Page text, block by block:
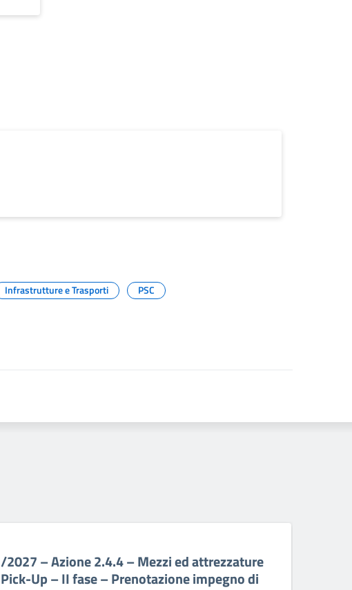
Infrastrutture e Trasporti
PSC
2027 – Azione 2.4.4 – Mezzi ed attrezzature
Up – II fase – Prenotazione impegno di